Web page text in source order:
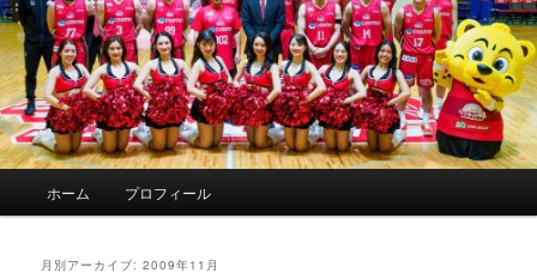
ホーム プロフィール
月別アーカイブ:2009年11月